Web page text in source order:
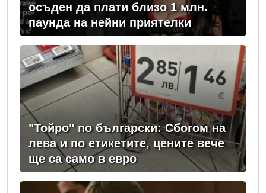
осъден да плати близо 1 млн.
паунда на нейни приятелки
"Тойро" по български: Сбогом на
лева и по етикетите, цените вече
ще са само в евро